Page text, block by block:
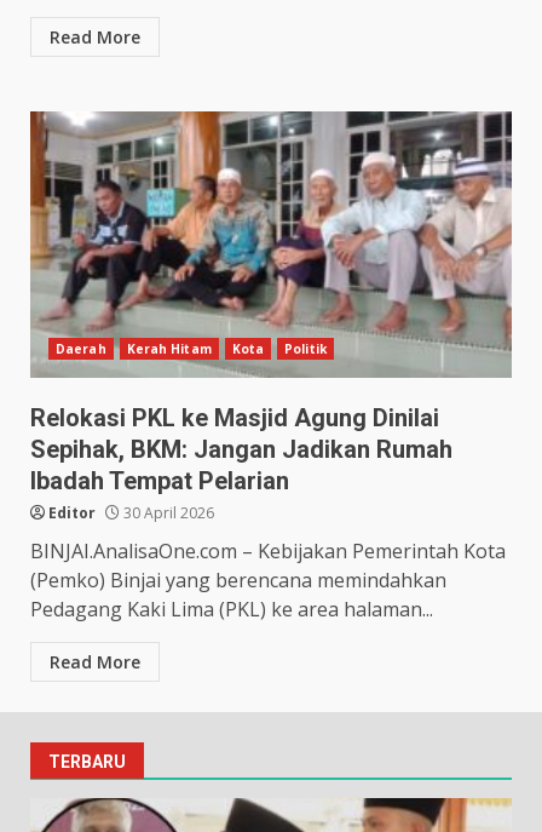
Read More
Daerah Kerah Hitam Kota Politik
Relokasi PKL ke Masjid Agung Dinilai
Sepihak, BKM: Jangan Jadikan Rumah
Ibadah Tempat Pelarian
Editor 30 April 2026
BINJAI.AnalisaOne.com – Kebijakan Pemerintah Kota
(Pemko) Binjai yang berencana memindahkan
Pedagang Kaki Lima (PKL) ke area halaman...
Read More
TERBARU